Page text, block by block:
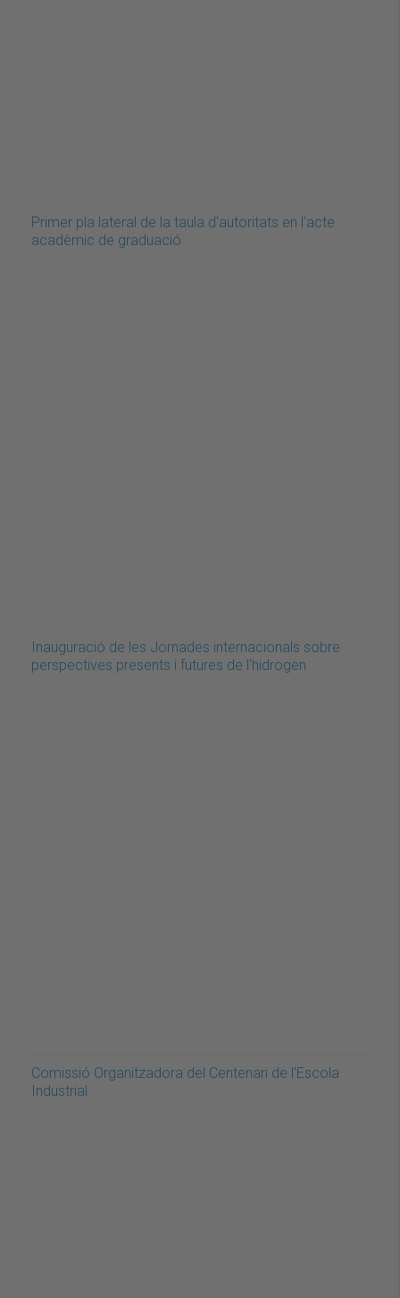
Primer pla lateral de la taula d'autoritats en l'acte
acadèmic de graduació
Inauguració de les Jornades internacionals sobre
perspectives presents i futures de l'hidrogen
Comissió Organitzadora del Centenari de l'Escola
Industrial